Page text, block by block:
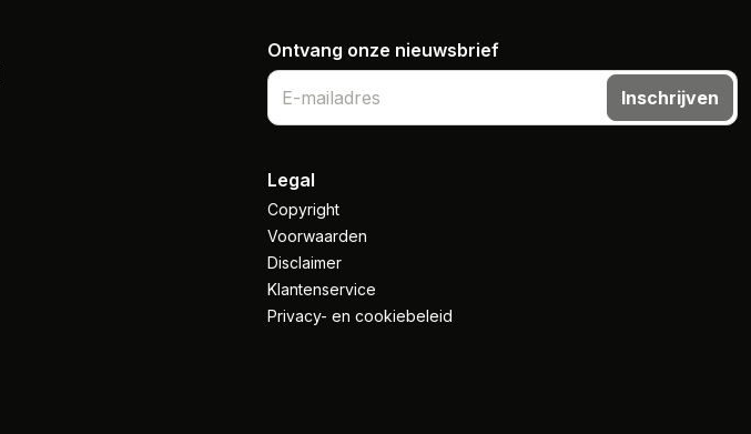
Ontvang onze nieuwsbrief
Inschrijven
Legal
Copyright
Voorwaarden
Disclaimer
Klantenservice
Privacy- en cookiebeleid